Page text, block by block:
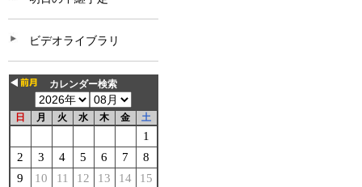
ビデオライブラリ
カレンダー検索
日 月 火 水 木 金 土
1
2
3 4 5 6 7
8
9
10 11 12 13 14
15